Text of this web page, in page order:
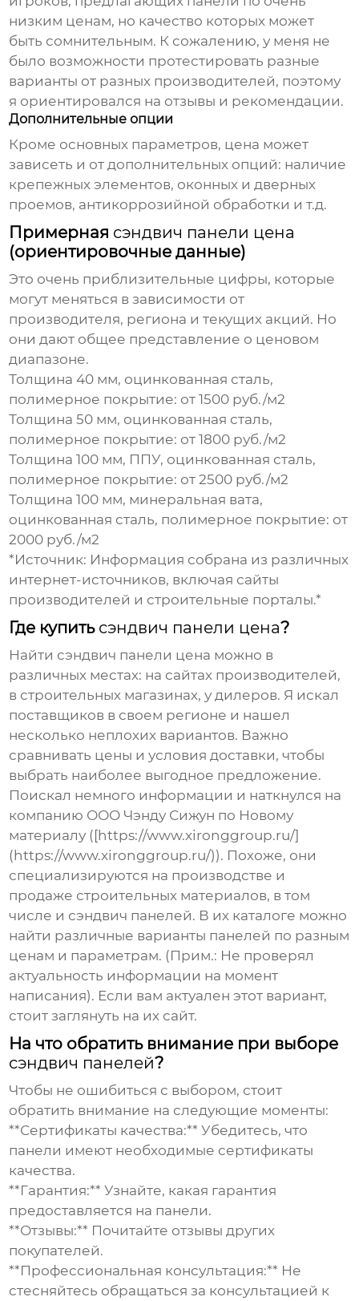
низким ценам, но качество которых может
быть сомнительным. К сожалению, у меня не
было возможности протестировать разные
варианты от разных производителей, поэтому
я ориентировался на отзывы и рекомендации.
Дополнительные опции
Кроме основных параметров, цена может
зависеть и от дополнительных опций: наличие
крепежных элементов, оконных и дверных
проемов, антикоррозийной обработки и т.д.
Примерная сэндвич панели цена
(ориентировочные данные)
Это очень приблизительные цифры, которые
могут меняться в зависимости от
производителя, региона и текущих акций. Но
они дают общее представление о ценовом
диапазоне.
Толщина 40 мм, оцинкованная сталь,
полимерное покрытие: от 1500 руб./м2
Толщина 50 мм, оцинкованная сталь,
полимерное покрытие: от 1800 руб./м2
Толщина 100 мм, ППУ, оцинкованная сталь,
полимерное покрытие: от 2500 руб./м2
Толщина 100 мм, минеральная вата,
оцинкованная сталь, полимерное покрытие: от
2000 руб./м2
*Источник: Информация собрана из различных
интернет-источников, включая сайты
производителей и строительные порталы.*
Где купить сэндвич панели цена?
Найти сэндвич панели цена можно в
различных местах: на сайтах производителей,
в строительных магазинах, у дилеров. Я искал
поставщиков в своем регионе и нашел
несколько неплохих вариантов. Важно
сравнивать цены и условия доставки, чтобы
выбрать наиболее выгодное предложение.
Поискал немного информации и наткнулся на
компанию ООО Чэнду Сижун по Новому
материалу ([https://www.xironggroup.ru/]
(https://www.xironggroup.ru/)). Похоже, они
специализируются на производстве и
продаже строительных материалов, в том
числе и сэндвич панелей. В их каталоге можно
найти различные варианты панелей по разным
ценам и параметрам. (Прим.: Не проверял
актуальность информации на момент
написания). Если вам актуален этот вариант,
стоит заглянуть на их сайт.
На что обратить внимание при выборе
сэндвич панелей?
Чтобы не ошибиться с выбором, стоит
обратить внимание на следующие моменты:
**Сертификаты качества:** Убедитесь, что
панели имеют необходимые сертификаты
качества.
**Гарантия:** Узнайте, какая гарантия
предоставляется на панели.
**Отзывы:** Почитайте отзывы других
покупателей.
**Профессиональная консультация:** Не
стесняйтесь обращаться за консультацией к